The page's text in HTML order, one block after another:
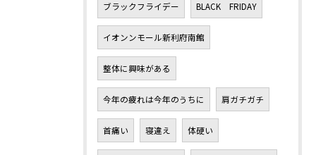
ブラックフライデー BLACK FRIDAY
イオンンモール新利府南館
整体に興味がある
今年の疲れは今年のうちに 肩ガチガチ
首痛い 寝違え 体硬い